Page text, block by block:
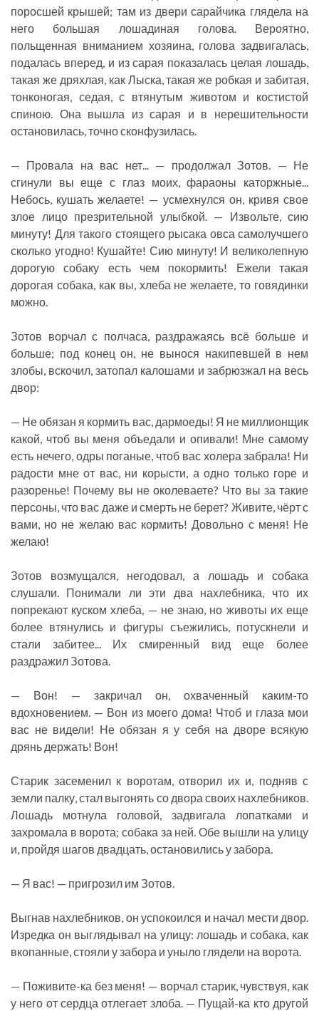
поросшей крышей; там из двери сарайчика глядела на
него большая лошадиная голова. Вероятно,
польщенная вниманием хозяина, голова задвигалась,
подалась вперед, и из сарая показалась целая лошадь,
такая же дряхлая, как Лыска, такая же робкая и забитая,
тонконогая, седая, с втянутым животом и костистой
спиною. Она вышла из сарая и в нерешительности
остановилась, точно сконфузилась.
— Провала на вас нет... — продолжал Зотов. — Не
сгинули вы еще с глаз моих, фараоны каторжные...
Небось, кушать желаете! — усмехнулся он, кривя свое
злое лицо презрительной улыбкой. — Извольте, сию
минуту! Для такого стоящего рысака овса самолучшего
сколько угодно! Кушайте! Сию минуту! И великолепную
дорогую собаку есть чем покормить! Ежели такая
дорогая собака, как вы, хлеба не желаете, то говядинки
можно.
Зотов ворчал с полчаса, раздражаясь всё больше и
больше; под конец он, не вынося накипевшей в нем
злобы, вскочил, затопал калошами и забрюзжал на весь
двор:
— Не обязан я кормить вас, дармоеды! Я не миллионщик
какой, чтоб вы меня объедали и опивали! Мне самому
есть нечего, одры поганые, чтоб вас холера забрала! Ни
радости мне от вас, ни корысти, а одно только горе и
разоренье! Почему вы не околеваете? Что вы за такие
персоны, что вас даже и смерть не берет? Живите, чёрт с
вами, но не желаю вас кормить! Довольно с меня! Не
желаю!
Зотов возмущался, негодовал, а лошадь и собака
слушали. Понимали ли эти два нахлебника, что их
попрекают куском хлеба, — не знаю, но животы их еще
более втянулись и фигуры съежились, потускнели и
стали забитее... Их смиренный вид еще более
раздражил Зотова.
— Вон! — закричал он, охваченный каким-то
вдохновением. — Вон из моего дома! Чтоб и глаза мои
вас не видели! Не обязан я у себя на дворе всякую
дрянь держать! Вон!
Старик засеменил к воротам, отворил их и, подняв с
земли палку, стал выгонять со двора своих нахлебников.
Лошадь мотнула головой, задвигала лопатками и
захромала в ворота; собака за ней. Обе вышли на улицу
и, пройдя шагов двадцать, остановились у забора.
— Я вас! — пригрозил им Зотов.
Выгнав нахлебников, он успокоился и начал мести двор.
Изредка он выглядывал на улицу: лошадь и собака, как
вкопанные, стояли у забора и уныло глядели на ворота.
— Поживите-ка без меня! — ворчал старик, чувствуя, как
у него от сердца отлегает злоба. — Пущай-ка кто другой